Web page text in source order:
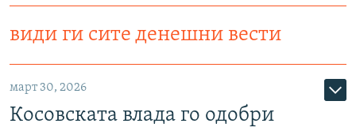
види ги сите денешни вести
март 30, 2026
Косовската влада го одобри